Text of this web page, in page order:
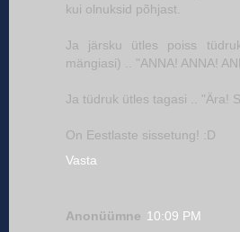
kui olnuksid põhjast.
Ja järsku ütles poiss
mängiasi) .. "ANNA! ANNA!
Ja tüdruk ütles tagasi .. "Ära!
On Eestlaste sissetung! :D
Vasta
Anonüümne 10:09 PM